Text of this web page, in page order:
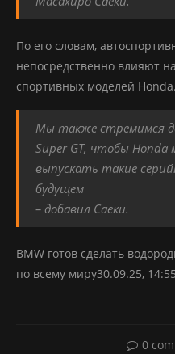
По его словам,
непосредственно влияют
спортивных моделей Honda.
Мы также стремимся
Super GT, чтобы
выпускать такие
будущем
– добавил Саеки.
BMW готов сделать
по всему миру30.09.25,
0